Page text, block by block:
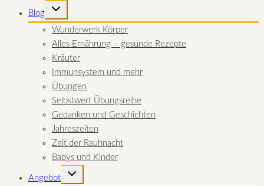
Blog
UNTERMENÜ
UMSCHALTEN
Wunderwerk Körper
Alles Ernährung – gesunde Rezepte
Kräuter
Immunsystem und mehr
Übungen
Selbstwert Übungsreihe
Gedanken und Geschichten
Jahreszeiten
Zeit der Rauhnacht
Babys und Kinder
Angebot
UNTERMENÜ
UMSCHALTEN